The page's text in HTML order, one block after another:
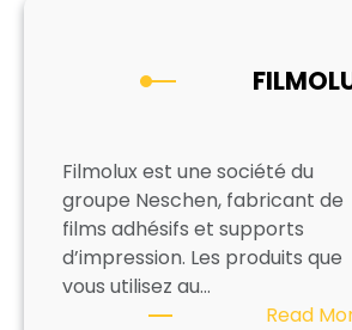
Filmolux est une société du
groupe Neschen, fabricant de
films adhésifs et supports
d’impression. Les produits que
vous utilisez au…
Read